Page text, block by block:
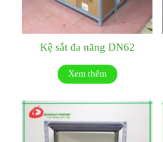
Kệ sắt đa năng DN62
Xem thêm